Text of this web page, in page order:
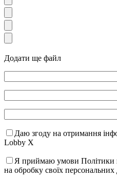
Додати ще файл
Даю згоду на отримання
Lobby X
Я приймаю умови Політики
на обробку своїх